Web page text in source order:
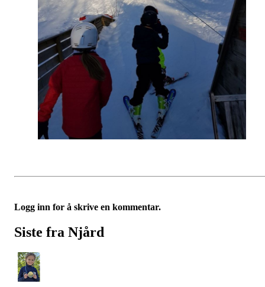
Logg inn for å skrive en kommentar.
Siste fra Njård